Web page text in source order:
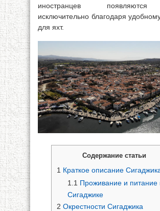
иностранцев
исключительно благодаря
для яхт.
Содержание статьи
1 Краткое описание
1.1 Проживание и питание
Сигаджике
2 Окрестности Сигаджика